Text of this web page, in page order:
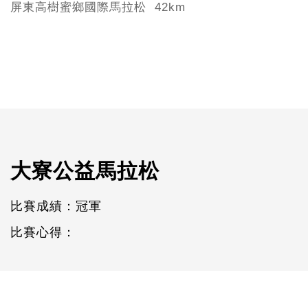
屏東高樹蜜鄉國際馬拉松 42km
大寮公益馬拉松
比賽成績：冠軍
比賽心得：